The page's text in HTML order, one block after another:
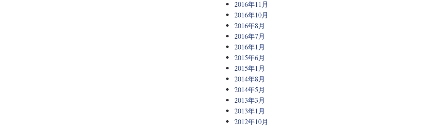
2016年11月
2016年10月
2016年8月
2016年7月
2016年1月
2015年6月
2015年1月
2014年8月
2014年5月
2013年3月
2013年1月
2012年10月